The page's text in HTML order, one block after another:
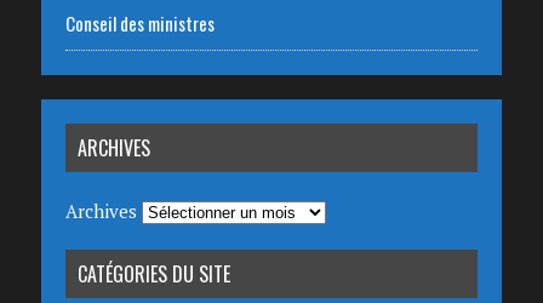
Conseil des ministres
ARCHIVES
Archives
CATÉGORIES DU SITE